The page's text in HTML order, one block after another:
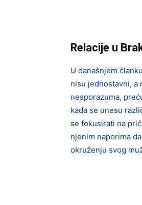
Relacije u
U današnjem
nisu jednostavni, a
nesporazuma,
kada se unesu
se fokusirati na
njenim naporima
okruženju svog